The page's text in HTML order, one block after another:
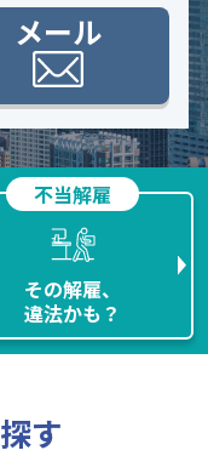
メール
不当解雇
その解雇、
違法かも？
す